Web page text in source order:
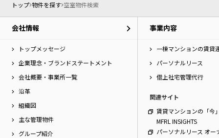
トップ 物件を探す 空室物件検索
会社情報
トップメッセージ
企業理念・ブランドステートメント
会社概要・事業所一覧
沿革
組織図
主な管理物件
グループ紹介
事業内容
一棟マンションの賃貸
パーソナルリース
借上社宅管理代行
関連サイト
賃貸マンションの「今
MFRL INSIGHTS
パーソナルリース オー